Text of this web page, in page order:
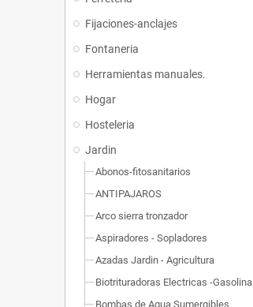
Fijaciones-anclajes
Fontaneria
Herramientas manuales.
Hogar
Hosteleria
Jardin
Abonos-fitosanitarios
ANTIPAJAROS
Arco sierra tronzador
Aspiradores - Sopladores
Azadas Jardin - Agricultura
Biotrituradoras Electricas -Gasolina
Bombas de Agua Sumergibles